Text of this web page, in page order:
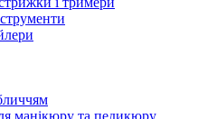
манікюру та педикюру